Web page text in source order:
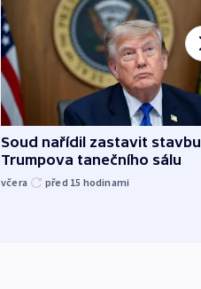
Soud nařídil zastavit stavbu
Trumpova tanečního sálu
včera před 15 hodinami